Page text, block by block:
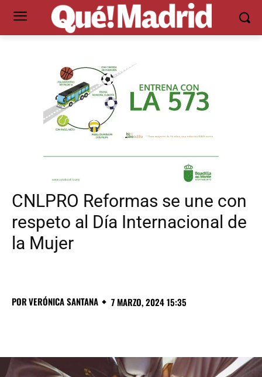
CNLPRO Reformas se une con
respeto al Día Internacional de
la Mujer
PORVERÓNICA SANTANA 7 MARZO, 2024 15:35